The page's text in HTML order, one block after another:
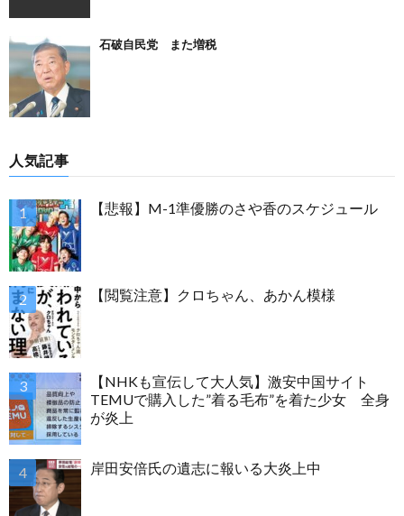
石破自民党 また増税
人気記事
【悲報】M-1準優勝のさや香のスケジュール
【閲覧注意】クロちゃん、あかん模様
【NHKも宣伝して大人気】激安中国サイト
TEMUで購入した”着る毛布”を着た少女 全身
が炎上
岸田安倍氏の遺志に報いる大炎上中